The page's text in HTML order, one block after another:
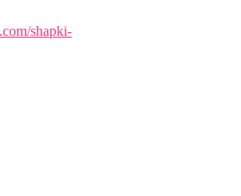
shapki-